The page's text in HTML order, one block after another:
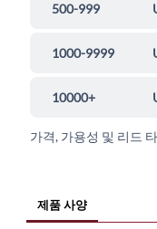
500-999
1000-9999
10000+
가격, 가용성 및 리드
제품 사양